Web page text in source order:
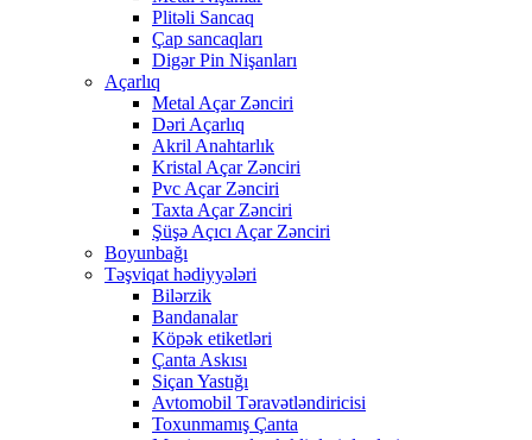
Plitəli Sancaq
Çap sancaqları
Digər Pin Nişanları
Açarlıq
Metal Açar Zənciri
Dəri Açarlıq
Akril Anahtarlık
Kristal Açar Zənciri
Pvc Açar Zənciri
Taxta Açar Zənciri
Şüşə Açıcı Açar Zənciri
Boyunbağı
Təşviqat hədiyyələri
Bilərzik
Bandanalar
Köpək etiketləri
Çanta Askısı
Siçan Yastığı
Avtomobil Təravətləndiricisi
Toxunmamış Çanta